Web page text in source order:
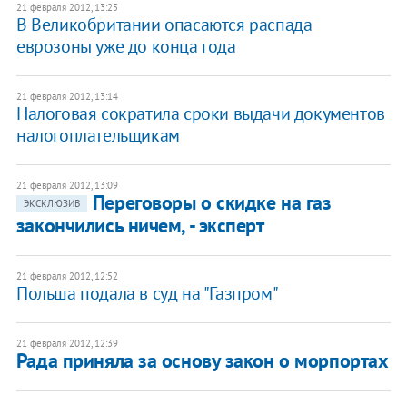
21 февраля 2012, 13:25
В Великобритании опасаются распада
еврозоны уже до конца года
21 февраля 2012, 13:14
Налоговая сократила сроки выдачи документов
налогоплательщикам
21 февраля 2012, 13:09
ЭКСКЛЮЗИВ
Переговоры о скидке на газ
закончились ничем, - эксперт
21 февраля 2012, 12:52
Польша подала в суд на "Газпром"
21 февраля 2012, 12:39
Рада приняла за основу закон о морпортах